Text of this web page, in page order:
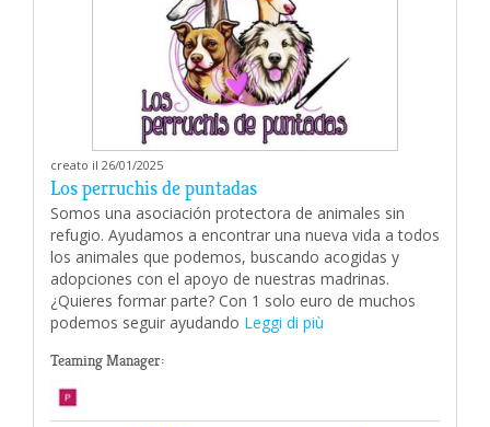
creato il 26/01/2025
Los perruchis de puntadas
Somos una asociación protectora de animales sin
refugio. Ayudamos a encontrar una nueva vida a todos
los animales que podemos, buscando acogidas y
adopciones con el apoyo de nuestras madrinas.
¿Quieres formar parte? Con 1 solo euro de muchos
podemos seguir ayudando Leggi di più
Teaming Manager: